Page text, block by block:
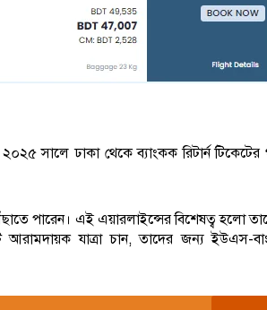
সালে ঢাকা থেকে ব্যাংকক রিটার্ন
পারেন। এই এয়ারলাইন্সের বিশেষত্ব হলো
আরামদায়ক যাত্রা চান, তাদের জন্য ইউএস-